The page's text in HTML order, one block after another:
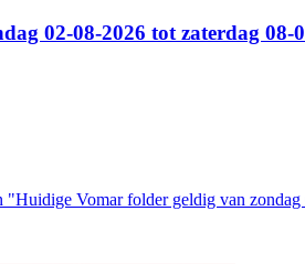
02-08-2026 tot zaterdag 08-
Vomar folder geldig van